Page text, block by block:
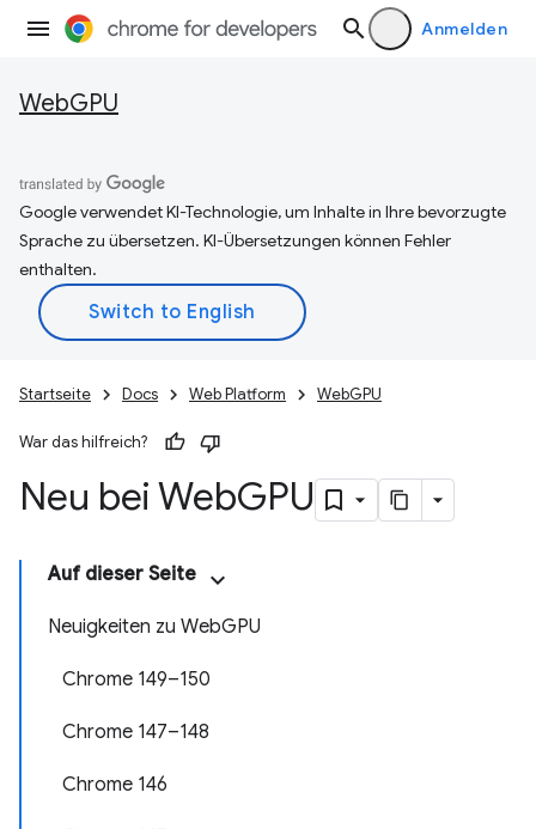
Anmelden
WebGPU
Google verwendet KI-Technologie, um Inhalte in Ihre bevorzugte
Sprache zu übersetzen. KI-Übersetzungen können Fehler
enthalten.
Startseite Docs Web Platform WebGPU
War das hilfreich?
Neu bei WebGPU
Auf dieser Seite
Neuigkeiten zu WebGPU
Chrome 149–150
Chrome 147–148
Chrome 146